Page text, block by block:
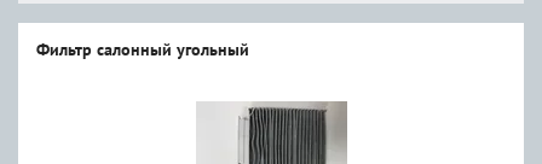
Фильтр салонный угольный